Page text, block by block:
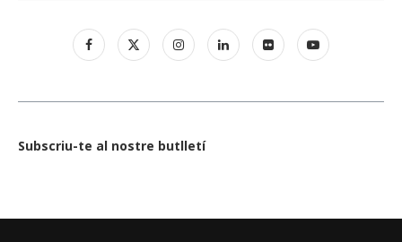
Subscriu-te al nostre butlletí